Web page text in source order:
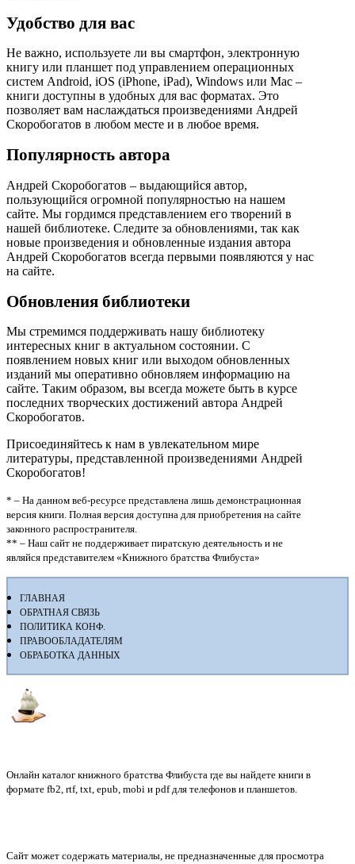
Удобство для вас
Не важно, используете ли вы смартфон, электронную
книгу или планшет под управлением операционных
систем Android, iOS (iPhone, iPad), Windows или Mac –
книги доступны в удобных для вас форматах. Это
позволяет вам наслаждаться произведениями Андрей
Скоробогатов в любом месте и в любое время.
Популярность автора
Андрей Скоробогатов – выдающийся автор,
пользующийся огромной популярностью на нашем
сайте. Мы гордимся представлением его творений в
нашей библиотеке. Следите за обновлениями, так как
новые произведения и обновленные издания автора
Андрей Скоробогатов всегда первыми появляются у нас
на сайте.
Обновления библиотеки
Мы стремимся поддерживать нашу библиотеку
интересных книг в актуальном состоянии. С
появлением новых книг или выходом обновленных
изданий мы оперативно обновляем информацию на
сайте. Таким образом, вы всегда можете быть в курсе
последних творческих достижений автора Андрей
Скоробогатов.
Присоединяйтесь к нам в увлекательном мире
литературы, представленной произведениями Андрей
Скоробогатов!
* – На данном веб-ресурсе представлена лишь демонстрационная
версия книги. Полная версия доступна для приобретения на сайте
законного распространителя.
** – Наш сайт не поддерживает пиратскую деятельность и не
являйся представителем «Книжного братства Флибуста»
ГЛАВНАЯ
ОБРАТНАЯ СВЯЗЬ
ПОЛИТИКА КОНФ.
ПРАВООБЛАДАТЕЛЯМ
ОБРАБОТКА ДАННЫХ
Онлайн каталог книжного братства Флибуста где вы найдете книги в
формате fb2, rtf, txt, epub, mobi и pdf для телефонов и планшетов.
Сайт может содержать материалы, не предназначенные для просмотра